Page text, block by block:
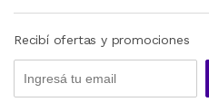
Recibí ofertas y promociones